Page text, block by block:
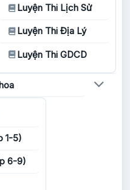
Luyện Thi Lịch Sử
Luyện Thi Địa Lý
Luyện Thi GDCD
1-5)
6-9)